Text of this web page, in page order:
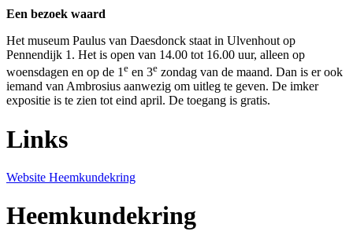
Een bezoek waard
Het museum Paulus van Daesdonck staat in Ulvenhout op
Pennendijk 1. Het is open van 14.00 tot 16.00 uur, alleen op
woensdagen en op de 1 e en 3e zondag van de maand. Dan is er ook
iemand van Ambrosius aanwezig om uitleg te geven. De imker
expositie is te zien tot eind april. De toegang is gratis.
Links
Website Heemkundekring
Heemkundekring